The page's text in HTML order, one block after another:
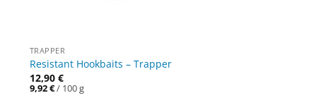
TRAPPER
Resistant Hookbaits – Trapper
12,90 €
9,92€/ 100g